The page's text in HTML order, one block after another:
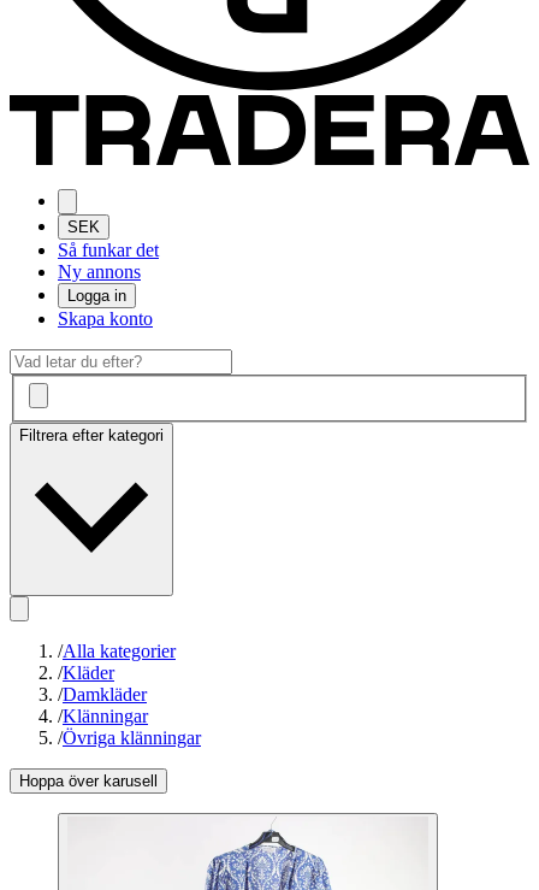
SEK
Så funkar det
Ny annons
Logga in
Skapa konto
Filtrera efter kategori
/Alla kategorier
/Kläder
/Damkläder
/Klänningar
/Övriga klänningar
Hoppa över karusell